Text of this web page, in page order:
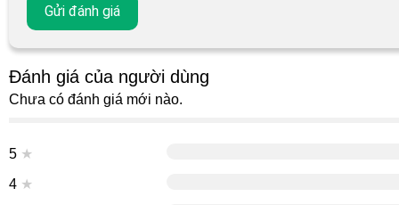
Đánh giá của người dùng
Chưa có đánh giá mới nào.
5 ★
4 ★